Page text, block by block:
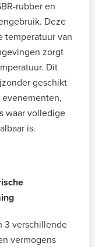
rubber en
Deze
temperatuur van
zorgt
Dit
geschikt
waar volledige
is.
3 verschillende
vermogens